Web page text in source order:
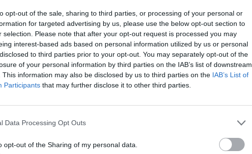
opt-out of the sale, sharing to third parties, or processing of your personal or
for targeted advertising by us, please use the below opt-out section to
selection. Please note that after your opt-out request is processed you may
interest-based ads based on personal information utilized by us or personal
to third parties prior to your opt-out. You may separately opt-out of the
of your personal information by third parties on the IAB’s list of downstream
This information may also be disclosed by us to third parties on the IAB’s List of
Participants that may further disclose it to other third parties.
Data Processing Opt Outs
opt-out of the Sharing of my personal data.
helikopterből, a
Floridában
Ezáltal
összeszedettnek
Joy (Öröm) névre keresztelt kis